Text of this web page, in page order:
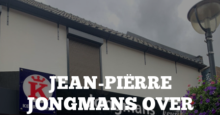
JEAN-PIËRRE
JONGMANS OVER